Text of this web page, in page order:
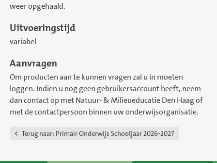
weer opgehaald.
Uitvoeringstijd
variabel
Aanvragen
Om producten aan te kunnen vragen zal u in moeten
loggen. Indien u nog geen gebruikersaccount heeft, neem
dan contact op met Natuur- & Milieueducatie Den Haag of
met de contactpersoon binnen uw onderwijsorganisatie.
Terug naar: Primair Onderwijs Schooljaar 2026-2027